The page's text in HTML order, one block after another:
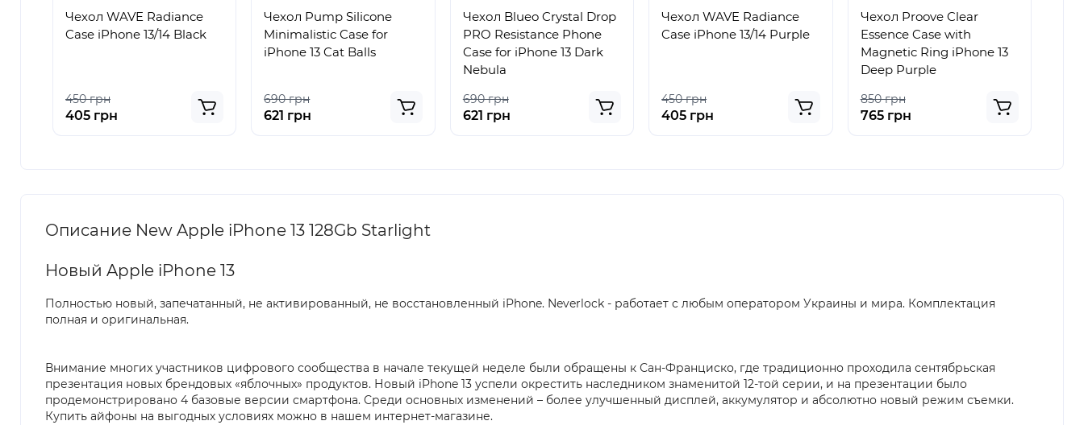
Чехол WAVE Radiance
Case iPhone 13/14 Black
450 грн
405 грн
Чехол Pump Silicone
Minimalistic Case for
iPhone 13 Cat Balls
690 грн
621 грн
Чехол Blueo Crystal Drop
PRO Resistance Phone
Case for iPhone 13 Dark
Nebula
690 грн
621 грн
Чехол WAVE Radiance
Case iPhone 13/14 Purple
450 грн
405 грн
Чехол Proove Clear
Essence Case with
Magnetic Ring iPhone 13
Deep Purple
850 грн
765 грн
Описание New Apple iPhone 13 128Gb Starlight
Новый Apple iPhone 13
Полностью новый, запечатанный, не активированный, не восстановленный iPhone. Neverlock - работает с любым оператором Украины и мира. Комплектация
полная и оригинальная.
Внимание многих участников цифрового сообщества в начале текущей неделе были обращены к Сан-Франциско, где традиционно проходила сентябрьская
презентация новых брендовых «яблочных» продуктов. Новый iPhone 13 успели окрестить наследником знаменитой 12-той серии, и на презентации было
продемонстрировано 4 базовые версии смартфона. Среди основных изменений – более улучшенный дисплей, аккумулятор и абсолютно новый режим съемки.
Купить айфоны на выгодных условиях можно в нашем интернет-магазине.